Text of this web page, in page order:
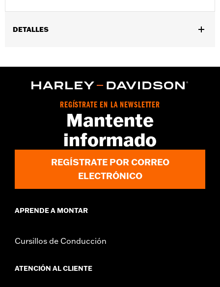
DETALLES
posteriores XL, los modelos ’12-’17 Dyna y ’11-’15 Softail requieren
la compra por separado del kit de cableado N/P 72673-11. No
compatible con los modelos '96-'13 con manillar con cableado
Los cables de corriente para estos puños han de ir por fuera del
específicas de puños calefactables.
Instrucciones de instalación
Willie G. Skull
Se vende por separado:Haz clic en la pestaña de
Unida de medida del diámetro del material:
instrucciones de instalación
REGÍSTRATE EN LA NEWSLETTER
Mantente
informado
REGÍSTRATE POR CORREO
ELECTRÓNICO
APRENDE A MONTAR
Cursillos de Conducción
ATENCIÓN AL CLIENTE